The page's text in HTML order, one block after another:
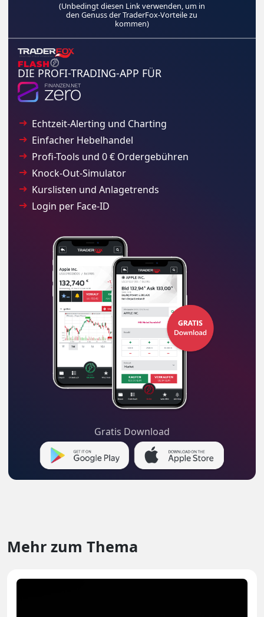
(Unbedingt diesen Link verwenden, um in
den Genuss der TraderFox-Vorteile zu
kommen)
DIE PROFI-TRADING-APP FÜR
Echtzeit-Alerting und Charting
Einfacher Hebelhandel
Profi-Tools und 0 € Ordergebühren
Knock-Out-Simulator
Kurslisten und Anlagetrends
Login per Face-ID
Gratis Download
Mehr zum Thema